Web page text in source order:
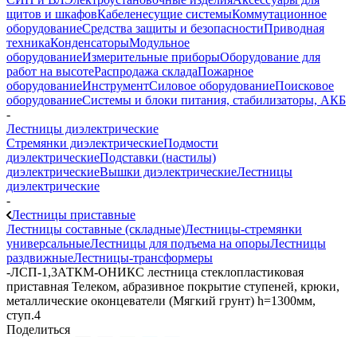
щитов и шкафовКабеленесущие системыКоммутационное
оборудованиеСредства защиты и безопасностиПриводная
техникаКонденсаторыМодульное
оборудованиеИзмерительные приборыОборудование для
работ на высотеРаспродажа складаПожарное
оборудованиеИнструментСиловое оборудованиеПоисковое
оборудованиеСистемы и блоки питания, стабилизаторы, АКБ
-
Лестницы диэлектрические
Стремянки диэлектрическиеПодмости
диэлектрическиеПодставки (настилы)
диэлектрическиеВышки диэлектрическиеЛестницы
диэлектрические
-
Лестницы приставные
Лестницы составные (складные)Лестницы-стремянки
универсальныеЛестницы для подъема на опорыЛестницы
раздвижныеЛестницы-трансформеры
-ЛСП-1,3АТКМ-ОНИКС лестница стеклопластиковая
приставная Телеком, абразивное покрытие ступеней, крюки,
металлические оконцеватели (Мягкий грунт) h=1300мм,
ступ.4
Поделиться